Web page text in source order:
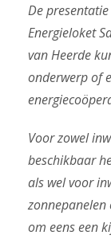
De
Energieloket
van Heerde
onderwerp of
Voor zowel
beschikbaar
als wel voor
om eens een